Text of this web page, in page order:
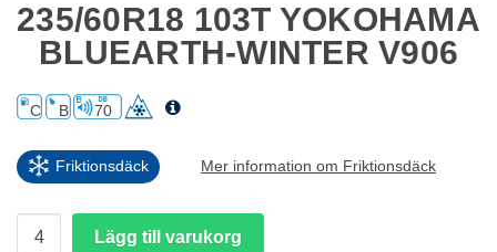
235/60R18 103T YOKOHAMA
BLUEARTH-WINTER V906
C B 70
Friktionsdäck Mer information om Friktionsdäck